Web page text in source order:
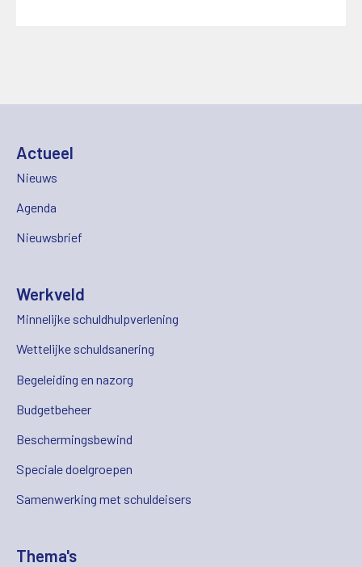
Actueel
Nieuws
Agenda
Nieuwsbrief
Werkveld
Minnelijke schuldhulpverlening
Wettelijke schuldsanering
Begeleiding en nazorg
Budgetbeheer
Beschermingsbewind
Speciale doelgroepen
Samenwerking met schuldeisers
Thema's